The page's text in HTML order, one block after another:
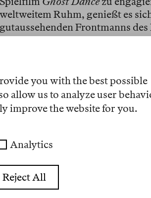
weltweitem Ruhm, genießt es
gutaussehenden Frontmanns
die einer Sprechstunde
sein proper gepflegtes Image
und blickt in die
monologischen
plötzlich das Bürotelefon.
anderen Ende der Leitung
Besucherin
fantôme!»
you with the best possible
allow us to analyze user
improve the website for you.
Analytics
Reject All